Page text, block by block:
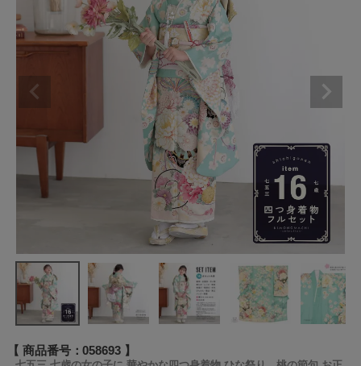
商品番号 058693